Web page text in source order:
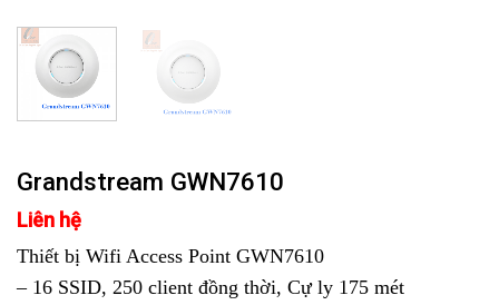
Grandstream GWN7610
Liên hệ
Thiết bị Wifi Access Point GWN7610
– 16 SSID, 250 client đồng thời, Cự ly 175 mét